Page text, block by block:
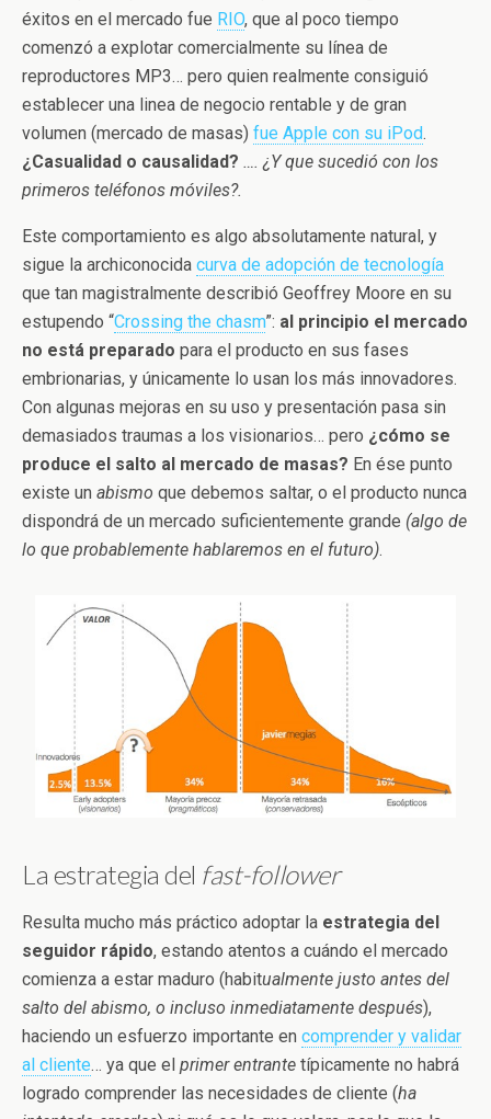
éxitos en el mercado fue RIO, que al poco tiempo
comenzó a explotar comercialmente su línea de
reproductores MP3… pero quien realmente consiguió
establecer una linea de negocio rentable y de gran
volumen (mercado de masas) fue Apple con su iPod.
¿Casualidad o causalidad? …. ¿Y que sucedió con los
primeros teléfonos móviles?.
Este comportamiento es algo absolutamente natural, y
sigue la archiconocida curva de adopción de tecnología
que tan magistralmente describió Geoffrey Moore en su
estupendo “Crossing the chasm”: al principio el mercado
no está preparado para el producto en sus fases
embrionarias, y únicamente lo usan los más innovadores.
Con algunas mejoras en su uso y presentación pasa sin
demasiados traumas a los visionarios… pero ¿cómo se
produce el salto al mercado de masas? En ése punto
existe un abismo que debemos saltar, o el producto nunca
dispondrá de un mercado suficientemente grande (algo de
lo que probablemente hablaremos en el futuro).
La estrategia del fast-follower
Resulta mucho más práctico adoptar la estrategia del
seguidor rápido, estando atentos a cuándo el mercado
comienza a estar maduro (habitualmente justo antes del
salto del abismo, o incluso inmediatamente después),
haciendo un esfuerzo importante en comprender y validar
al cliente… ya que el primer entrante típicamente no habrá
logrado comprender las necesidades de cliente (ha